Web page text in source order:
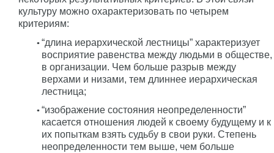
культуру можно охарактеризовать по четырем
критериям:
“длина иерархической лестницы” характеризует
восприятие равенства между людьми в обществе,
в организации. Чем больше разрыв между
верхами и низами, тем длиннее иерархическая
лестница;
“изображение состояния неопределенности”
касается отношения людей к своему будущему и к
их попыткам взять судьбу в свои руки. Степень
неопределенности тем выше, чем больше